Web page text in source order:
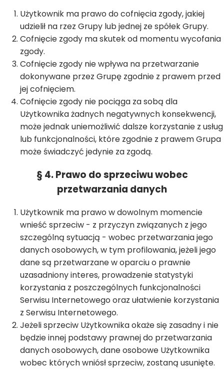
Użytkownik ma prawo do cofnięcia zgody, jakiej
udzielił na rzez Grupy lub jednej ze spółek Grupy.
Cofnięcie zgody ma skutek od momentu wycofania
zgody.
Cofnięcie zgody nie wpływa na przetwarzanie
dokonywane przez Grupę zgodnie z prawem przed
jej cofnięciem.
Cofnięcie zgody nie pociąga za sobą dla
Użytkownika żadnych negatywnych konsekwencji,
może jednak uniemożliwić dalsze korzystanie z usług
lub funkcjonalności, które zgodnie z prawem Grupa
może świadczyć jedynie za zgodą.
§ 4. Prawo do sprzeciwu wobec
przetwarzania danych
Użytkownik ma prawo w dowolnym momencie
wnieść sprzeciw - z przyczyn związanych z jego
szczególną sytuacją - wobec przetwarzania jego
danych osobowych, w tym profilowania, jeżeli jego
dane są przetwarzane w oparciu o prawnie
uzasadniony interes, prowadzenie statystyki
korzystania z poszczególnych funkcjonalności
Serwisu Internetowego oraz ułatwienie korzystania
z Serwisu Internetowego.
Jeżeli sprzeciw Użytkownika okaże się zasadny i nie
będzie innej podstawy prawnej do przetwarzania
danych osobowych, dane osobowe Użytkownika
wobec których wniósł sprzeciw, zostaną usunięte.